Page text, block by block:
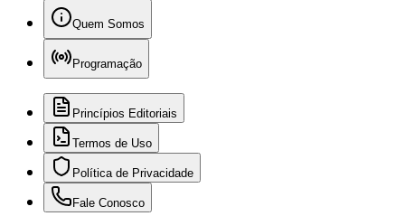
Quem Somos
Programação
Princípios Editoriais
Termos de Uso
Política de Privacidade
Fale Conosco